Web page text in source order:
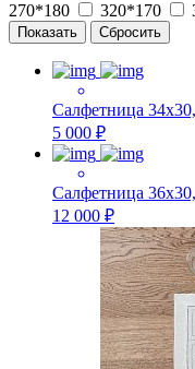
270*180
320*170
Салфетница
5 000 ₽
Салфетница
12 000 ₽